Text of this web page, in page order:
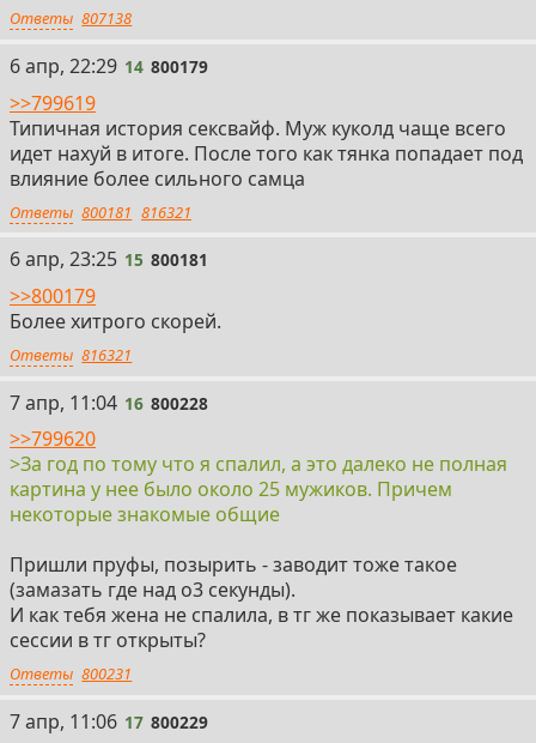
Ответы 807138
14
6 апр, 22:29 14 800179
>>799619
Типичная история сексвайф. Муж куколд чаще всего
идет нахуй в итоге. После того как тянка попадает под
влияние более сильного самца
Ответы 800181 816321
15
6 апр, 23:25 15 800181
>>800179
Более хитрого скорей.
Ответы 816321
16
7 апр, 11:04 16 800228
>>799620
>За год по тому что я спалил, а это далеко не полная
картина у нее было около 25 мужиков. Причем
некоторые знакомые общие
Пришли пруфы, позырить - заводит тоже такое
(замазать где над о3 секунды).
И как тебя жена не спалила, в тг же показывает какие
сессии в тг открыты?
Ответы 800231
17
7 апр, 11:06 17 800229